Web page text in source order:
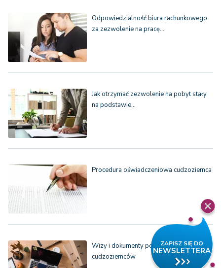
Odpowiedzialność biura rachunkowego
za zezwolenie na pracę…
Jak otrzymać zezwolenie na pobyt stały
na podstawie…
Procedura oświadczeniowa cudzoziemca
Wizy i dokumenty pobytowe
cudzoziemców